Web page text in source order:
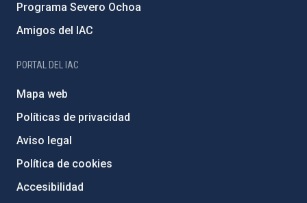
Programa Severo Ochoa
Amigos del IAC
PORTAL DEL IAC
Mapa web
Políticas de privacidad
Aviso legal
Política de cookies
Accesibilidad